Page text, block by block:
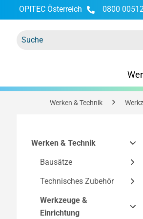
Zur Hauptnavigation
OPITEC Österreich 0800
Werken & Technik
Werken & Technik
Bausätze
Easy-Line Bausätze
Bausätze nach
Technik
Technisches Zubehör
Bausatzkomponenten
Werkzeuge &
Einrichtung